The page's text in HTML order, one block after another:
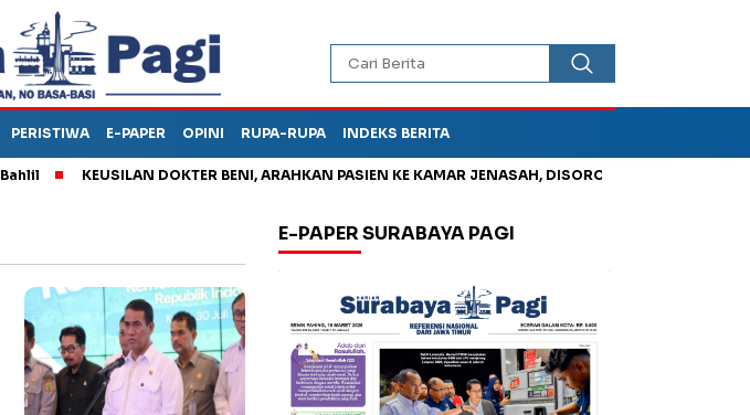
PERISTIWA E-PAPER OPINI RUPA-RUPA INDEKS BERITA
KEUSILAN DOKTER BENI, ARAHKAN PASIEN KE KAMAR JENASAH, DISOROT
E-PAPER SURABAYA PAGI